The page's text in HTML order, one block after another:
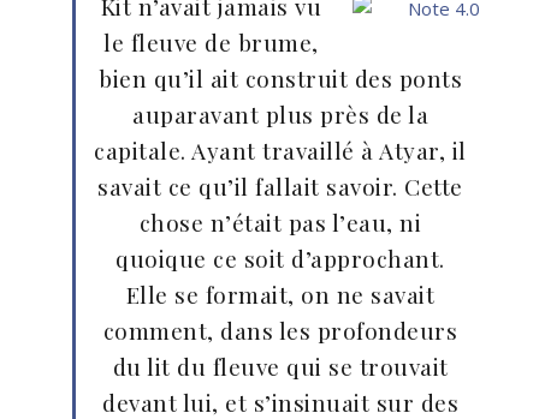
le fleuve de brume,
bien qu’il ait construit des ponts
auparavant plus près de la
capitale. Ayant travaillé à Atyar, il
savait ce qu’il fallait savoir. Cette
chose n’était pas l’eau, ni
quoique ce soit d’approchant.
Elle se formait, on ne savait
comment, dans les profondeurs
du lit du fleuve qui se trouvait
devant lui, et s’insinuait sur des